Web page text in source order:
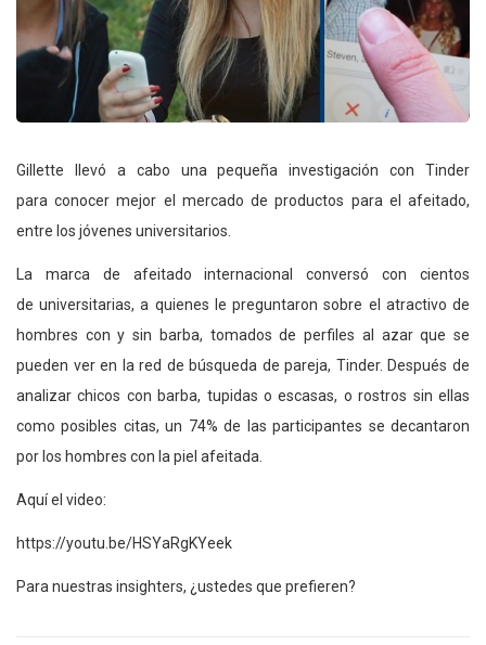
Gillette llevó a cabo una pequeña investigación con Tinder
para conocer mejor el mercado de productos para el afeitado,
entre los jóvenes universitarios.
La marca de afeitado internacional conversó con cientos
de universitarias, a quienes le preguntaron sobre el atractivo de
hombres con y sin barba, tomados de perfiles al azar que se
pueden ver en la red de búsqueda de pareja, Tinder. Después de
analizar chicos con barba, tupidas o escasas, o rostros sin ellas
como posibles citas, un 74% de las participantes se decantaron
por los hombres con la piel afeitada.
Aquí el video:
https://youtu.be/HSYaRgKYeek
Para nuestras insighters, ¿ustedes que prefieren?